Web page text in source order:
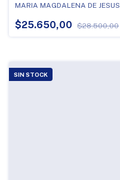
MARIA MAGDALENA DE JESUS
$25.650,00 $28.500,00
SIN STOCK